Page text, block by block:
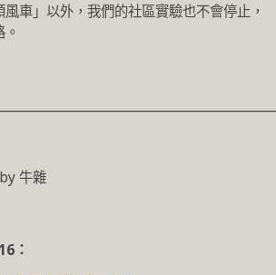
車」以外，我們的社區實驗也不會停止，
牛雜
：